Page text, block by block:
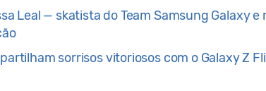
Leal — skatista do Team Samsung Galaxy
sorrisos vitoriosos com o Galaxy Z